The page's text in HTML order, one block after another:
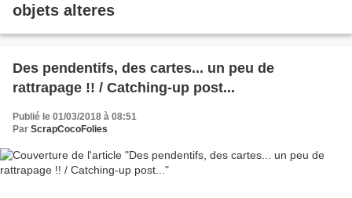
objets alteres
Des pendentifs, des cartes... un peu de
rattrapage !! / Catching-up post...
Publié le 01/03/2018 à 08:51
Par ScrapCocoFolies